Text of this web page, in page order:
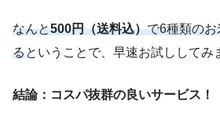
なんと500円（送料込）で6種類の
るということで、早速お試ししてみ
結論：コスパ抜群の良いサービス！